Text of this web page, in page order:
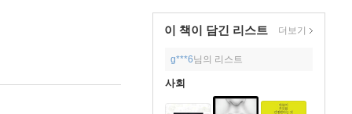
이 책이 담긴 리스트 더보기
g***6님의 리스트
사회